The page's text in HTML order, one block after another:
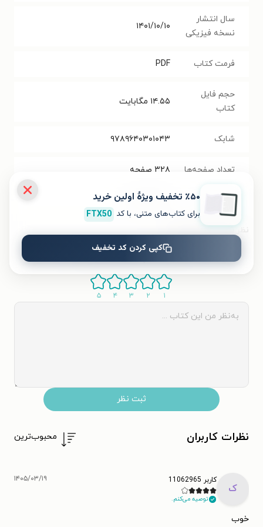
سال انتشار
نسخه فیزیکی
۱۴۰۱/۱۰/۱۰
فرمت کتاب PDF
حجم فایل
کتاب
۱۴.۵۵ مگابایت
شابک ۹۷۸۹۶۴۰۳۰۱۰۴۳
تعداد صفحه‌ها ۳۲۸ صفحه
قیمت کتاب ۹۸۴۰۰ تومان
۱ ۲ ۳ ۴ ۵
ثبت نظر
نظرات کاربران محبوب‌ترین
ک
کاربر 11062965
توصیه می‌کنم.
۱۴۰۵/۰۳/۱۹
خوب
٪۵۰ تخفیف ویژۀ اولین خرید
برای کتاب‌های متنی، با کد FTX50
کپی کردن کد تخفیف